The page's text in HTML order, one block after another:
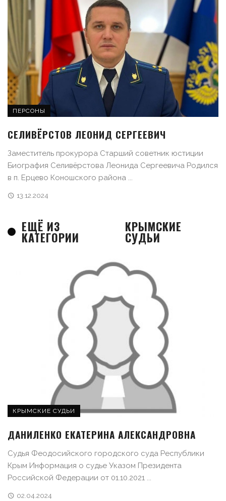
ПЕРСОНЫ
СЕЛИВЁРСТОВ ЛЕОНИД СЕРГЕЕВИЧ
Заместитель прокурора Старший советник юстиции
Биография Селивёрстова Леонида Сергеевича Родился
в п. Ерцево Коношского района ...
13.12.2024
ЕЩЁ ИЗ
КАТЕГОРИИ
КРЫМСКИЕ
СУДЬИ
КРЫМСКИЕ СУДЬИ
ДАНИЛЕНКО ЕКАТЕРИНА АЛЕКСАНДРОВНА
Судья Феодосийского городского суда Республики
Крым Информация о судье Указом Президента
Российской Федерации от 01.10.2021 ...
02.04.2024